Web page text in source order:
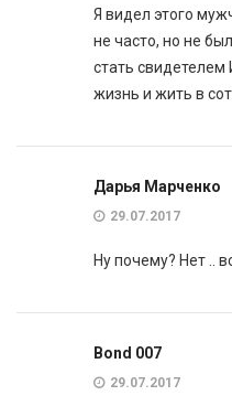
Я видел этого
не часто, но не
стать
жизнь и жить в
Дарья Марченко
29.07.2017
Ну почему? Нет ..
Bond 007
29.07.2017